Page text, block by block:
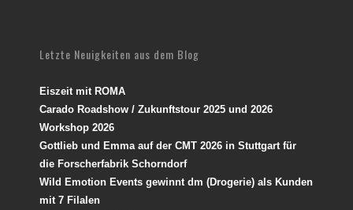
Letzte Neuigkeiten aus dem Blog
Eiszeit mit ROMA
Carado Roadshow / Zukunftstour 2025 und 2026
Workshop 2026
Gottlieb und Emma auf der CMT 2026 in Stuttgart für
die Forscherfabrik Schorndorf
Wild Emotion Events gewinnt dm (Drogerie) als Kunden
mit 7 Filalen